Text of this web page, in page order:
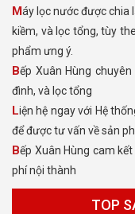
Máy lọc nước được chia làm nhiều dòng như RO, Nano, Mày tạo ION
kiềm, và lọc tổng, tùy
phẩm ưng ý.
Bếp Xuân Hùng chuyên bán các loại sản phẩm máy lọc nước gia
đình, và lọc tổng
Liện hệ ngay với Hệ thống bếp Xuân Hùng, hoặc gọi theo số hotline
để được tư vấn về sản
Bếp Xuân Hùng cam kết sản phẩm chính hãng 100% giao lắp miễn
phí nội thành
TOP